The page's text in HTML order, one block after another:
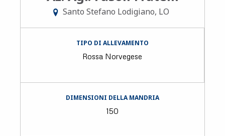
Paese
Santo Stefano Lodigiano, LO
TIPO DI ALLEVAMENTO
Rossa Norvegese
DIMENSIONI DELLA MANDRIA
150